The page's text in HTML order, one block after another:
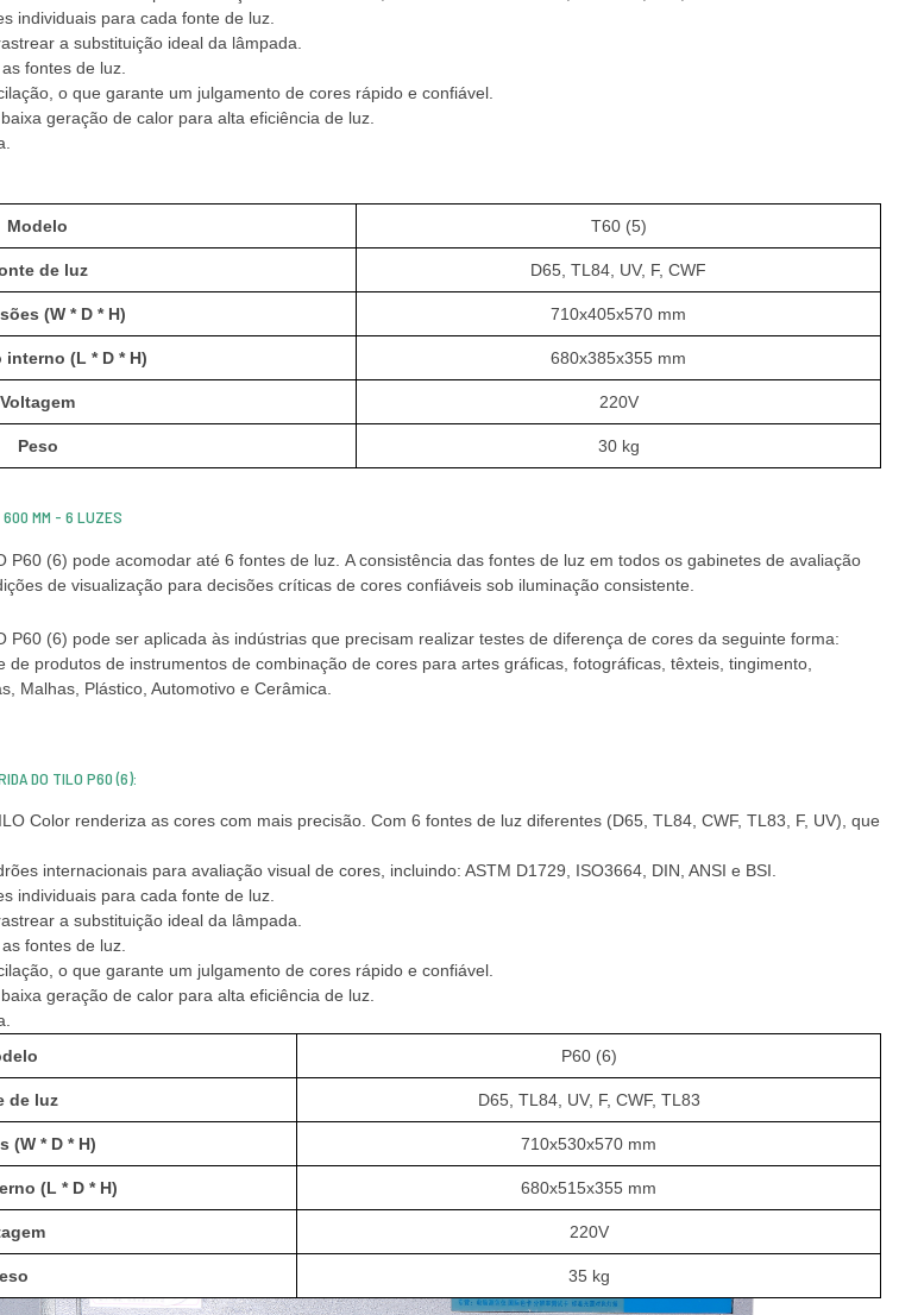
individuais para cada fonte de luz.
a substituição ideal da lâmpada.
fontes de luz.
o que garante um julgamento de cores rápido e confiável.
geração de calor para alta eficiência de luz.
Modelo T60 (5)
de luz D65, TL84, UV, F, CWF
(W * D * H) 710x405x570 mm
interno (L * D * H) 680x385x355 mm
Voltagem 220V
Peso 30 kg
600 MM - 6 LUZES
P60 (6) pode acomodar até 6 fontes de luz. A consistência das fontes de luz em todos os gabinetes de avaliação
de visualização para decisões críticas de cores confiáveis ​​sob iluminação consistente.
P60 (6) pode ser aplicada às indústrias que precisam realizar testes de diferença de cores da seguinte forma:
produtos de instrumentos de combinação de cores para artes gráficas, fotográficas, têxteis, tingimento,
Malhas, Plástico, Automotivo e Cerâmica.
DO TILO P60 (6):
Color renderiza as cores com mais precisão. Com 6 fontes de luz diferentes (D65, TL84, CWF, TL83, F, UV), que
internacionais para avaliação visual de cores, incluindo: ASTM D1729, ISO3664, DIN, ANSI e BSI.
individuais para cada fonte de luz.
a substituição ideal da lâmpada.
fontes de luz.
o que garante um julgamento de cores rápido e confiável.
geração de calor para alta eficiência de luz.
P60 (6)
de luz D65, TL84, UV, F, CWF, TL83
(W * D * H) 710x530x570 mm
(L * D * H) 680x515x355 mm
220V
35 kg